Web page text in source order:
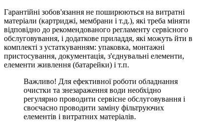
Гарантійні зобов'язання не поширюються на витратні
матеріали (картриджі, мембрани і т.д.), які треба міняти
відповідно до рекомендованого регламенту сервісного
обслуговування, і додаткове приладдя, які можуть йти в
комплекті з устаткуванням: упаковка, монтажні
пристосування, документація, з'єднувальні елементи,
елементи живлення (батарейки) і т.п.
Важливо! Для ефективної роботи обладнання
очистки та знезараження води необхідно
регулярно проводити сервісне обслуговування і
своєчасно проводити заміну фільтруючих
елементів і витратних матеріалів.